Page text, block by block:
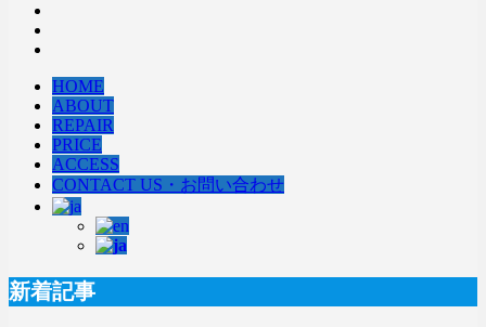
HOME
ABOUT
REPAIR
PRICE
ACCESS
CONTACT US・お問い合わせ
新着記事